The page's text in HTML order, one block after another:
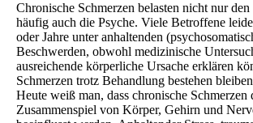
Chronische Schmerzen belasten nicht nur
häufig auch die Psyche. Viele Betroffene
oder Jahre unter anhaltenden
Beschwerden, obwohl medizinische
ausreichende körperliche Ursache erklären
Schmerzen trotz Behandlung bestehen
Heute weiß man, dass chronische Schmerzen
Zusammenspiel von Körper, Gehirn und